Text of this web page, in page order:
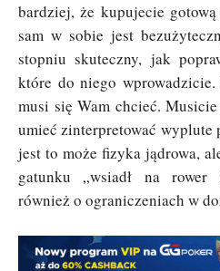
bardziej, że kupujecie
sam w sobie jest
stopniu skuteczny, jak
które do niego
musi się Wam chcieć.
umieć zinterpretować
jest to może fizyka jądrowa,
gatunku „wsiadł na rower
również o ograniczeniach w